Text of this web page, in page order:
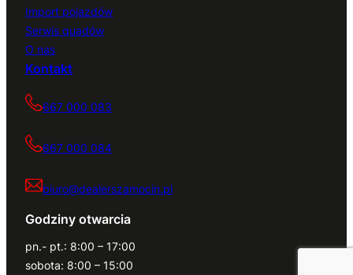
Import pojazdów
Serwis quadów
O nas
Kontakt
667 000 083
667 000 084
biuro@dealerszamocin.pl
Godziny otwarcia
pn.- pt.: 8:00 – 17:00
sobota: 8:00 – 15:00